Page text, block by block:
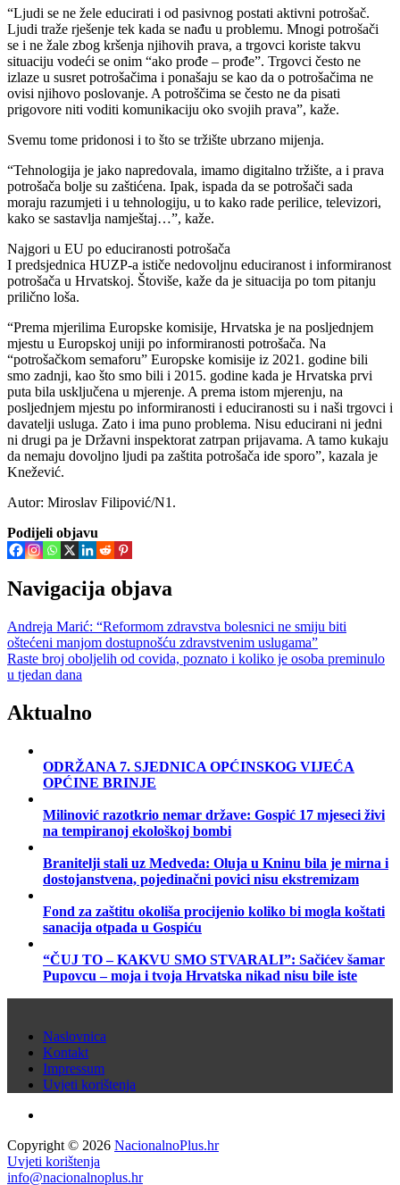
“Ljudi se ne žele educirati i od pasivnog postati aktivni potrošač.
Ljudi traže rješenje tek kada se nađu u problemu. Mnogi potrošači
se i ne žale zbog kršenja njihovih prava, a trgovci koriste takvu
situaciju vodeći se onim “ako prođe – prođe”. Trgovci često ne
izlaze u susret potrošačima i ponašaju se kao da o potrošačima ne
ovisi njihovo poslovanje. A potroščima se često ne da pisati
prigovore niti voditi komunikaciju oko svojih prava”, kaže.
Svemu tome pridonosi i to što se tržište ubrzano mijenja.
“Tehnologija je jako napredovala, imamo digitalno tržište, a i prava
potrošača bolje su zaštićena. Ipak, ispada da se potrošači sada
moraju razumjeti i u tehnologiju, u to kako rade perilice, televizori,
kako se sastavlja namještaj…”, kaže.
Najgori u EU po educiranosti potrošača
I predsjednica HUZP-a ističe nedovoljnu educiranost i informiranost
potrošača u Hrvatskoj. Štoviše, kaže da je situacija po tom pitanju
prilično loša.
“Prema mjerilima Europske komisije, Hrvatska je na posljednjem
mjestu u Europskoj uniji po informiranosti potrošača. Na
“potrošačkom semaforu” Europske komisije iz 2021. godine bili
smo zadnji, kao što smo bili i 2015. godine kada je Hrvatska prvi
puta bila usključena u mjerenje. A prema istom mjerenju, na
posljednjem mjestu po informiranosti i educiranosti su i naši trgovci i
davatelji usluga. Zato i ima puno problema. Nisu educirani ni jedni
ni drugi pa je Državni inspektorat zatrpan prijavama. A tamo kukaju
da nemaju dovoljno ljudi pa zaštita potrošača ide sporo”, kazala je
Knežević.
Autor: Miroslav Filipović/N1.
Podijeli objavu
Navigacija objava
Andreja Marić: “Reformom zdravstva bolesnici ne smiju biti
oštećeni manjom dostupnošću zdravstvenim uslugama”
Raste broj oboljelih od covida, poznato i koliko je osoba preminulo
u tjedan dana
Aktualno
ODRŽANA 7. SJEDNICA OPĆINSKOG VIJEĆA
OPĆINE BRINJE
Milinović razotkrio nemar države: Gospić 17 mjeseci živi
na tempiranoj ekološkoj bombi
Branitelji stali uz Medveda: Oluja u Kninu bila je mirna i
dostojanstvena, pojedinačni povici nisu ekstremizam
Fond za zaštitu okoliša procijenio koliko bi mogla koštati
sanacija otpada u Gospiću
“ČUJ TO – KAKVU SMO STVARALI”: Sačićev šamar
Pupovcu – moja i tvoja Hrvatska nikad nisu bile iste
Naslovnica
Kontakt
Impressum
Uvjeti korištenja
Copyright © 2026 NacionalnoPlus.hr
Uvjeti korištenja
info@nacionalnoplus.hr